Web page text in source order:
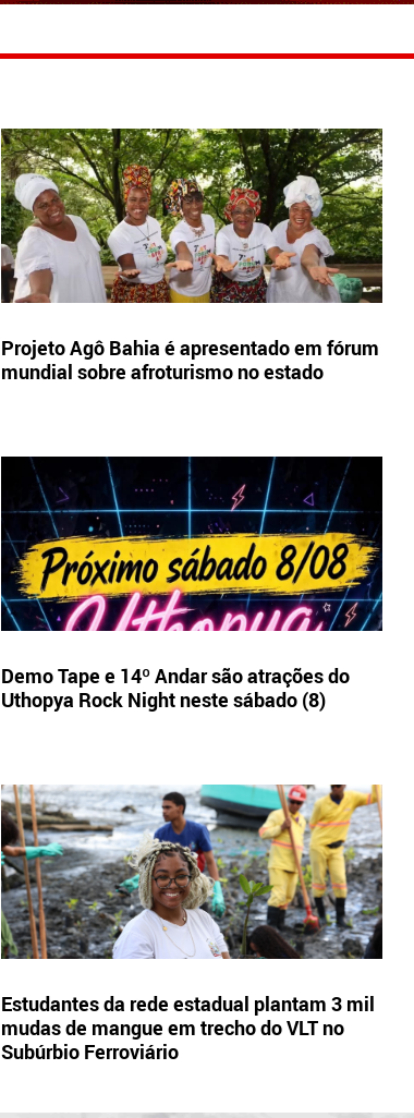
Projeto Agô Bahia é apresentado em fórum
mundial sobre afroturismo no estado
Demo Tape e 14º Andar são atrações do
Uthopya Rock Night neste sábado (8)
Estudantes da rede estadual plantam 3 mil
mudas de mangue em trecho do VLT no
Subúrbio Ferroviário